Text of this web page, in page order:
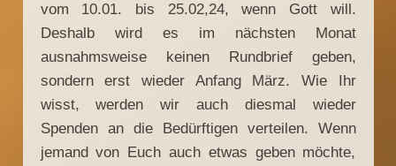
vom 10.01. bis 25.02,24, wenn Gott will.
Deshalb wird es im nächsten Monat
ausnahmsweise keinen Rundbrief geben,
sondern erst wieder Anfang März. Wie Ihr
wisst, werden wir auch diesmal wieder
Spenden an die Bedürftigen verteilen. Wenn
jemand von Euch auch etwas geben möchte,